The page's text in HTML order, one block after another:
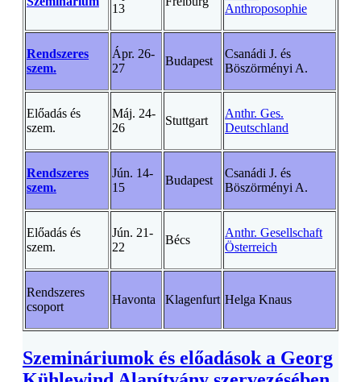
13
Anthroposophie
Rendszeres
szem.
Ápr. 26-
27
Budapest
Csanádi J. és
Böszörményi A.
Előadás és
szem.
Máj. 24-
26
Stuttgart
Anthr. Ges.
Deutschland
Rendszeres
szem.
Jún. 14-
15
Budapest
Csanádi J. és
Böszörményi A.
Előadás és
szem.
Jún. 21-
22
Bécs
Anthr. Gesellschaft
Österreich
Rendszeres
csoport
Havonta Klagenfurt Helga Knaus
Szemináriumok és előadások a Georg